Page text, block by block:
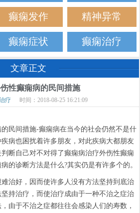
癫痫发作 精神异常
癫痫症状 癫痫治疗
文章正文
性癫痫病的民间措施
疗 时间：2018-08-25 16:21:09
间措施-癫痫病在当今的社会仍然不是什
病也困扰着许多朋友，对此疾病大都朋友
断自己对不对得了癫痫病治疗外伤性癫痫
的诊断方法是什么?其实仍是有许多个的。
好，因而使许多人没有方法坚持到底治
持治疗，而使治疗成由于一种不治之症治
由于不治之症都往往会感染人们的寿数，